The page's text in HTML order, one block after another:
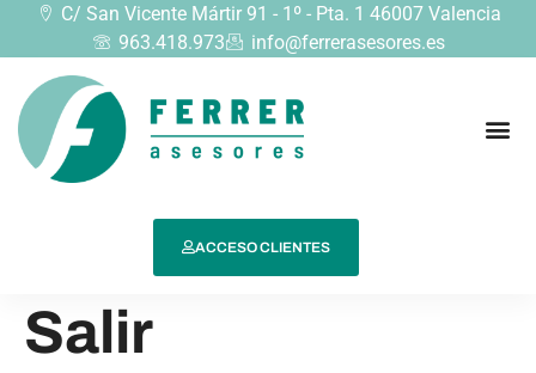
C/ San Vicente Mártir 91 - 1º - Pta. 1 46007 Valencia
963.418.973
info@ferrerasesores.es
ACCESO CLIENTES
Salir